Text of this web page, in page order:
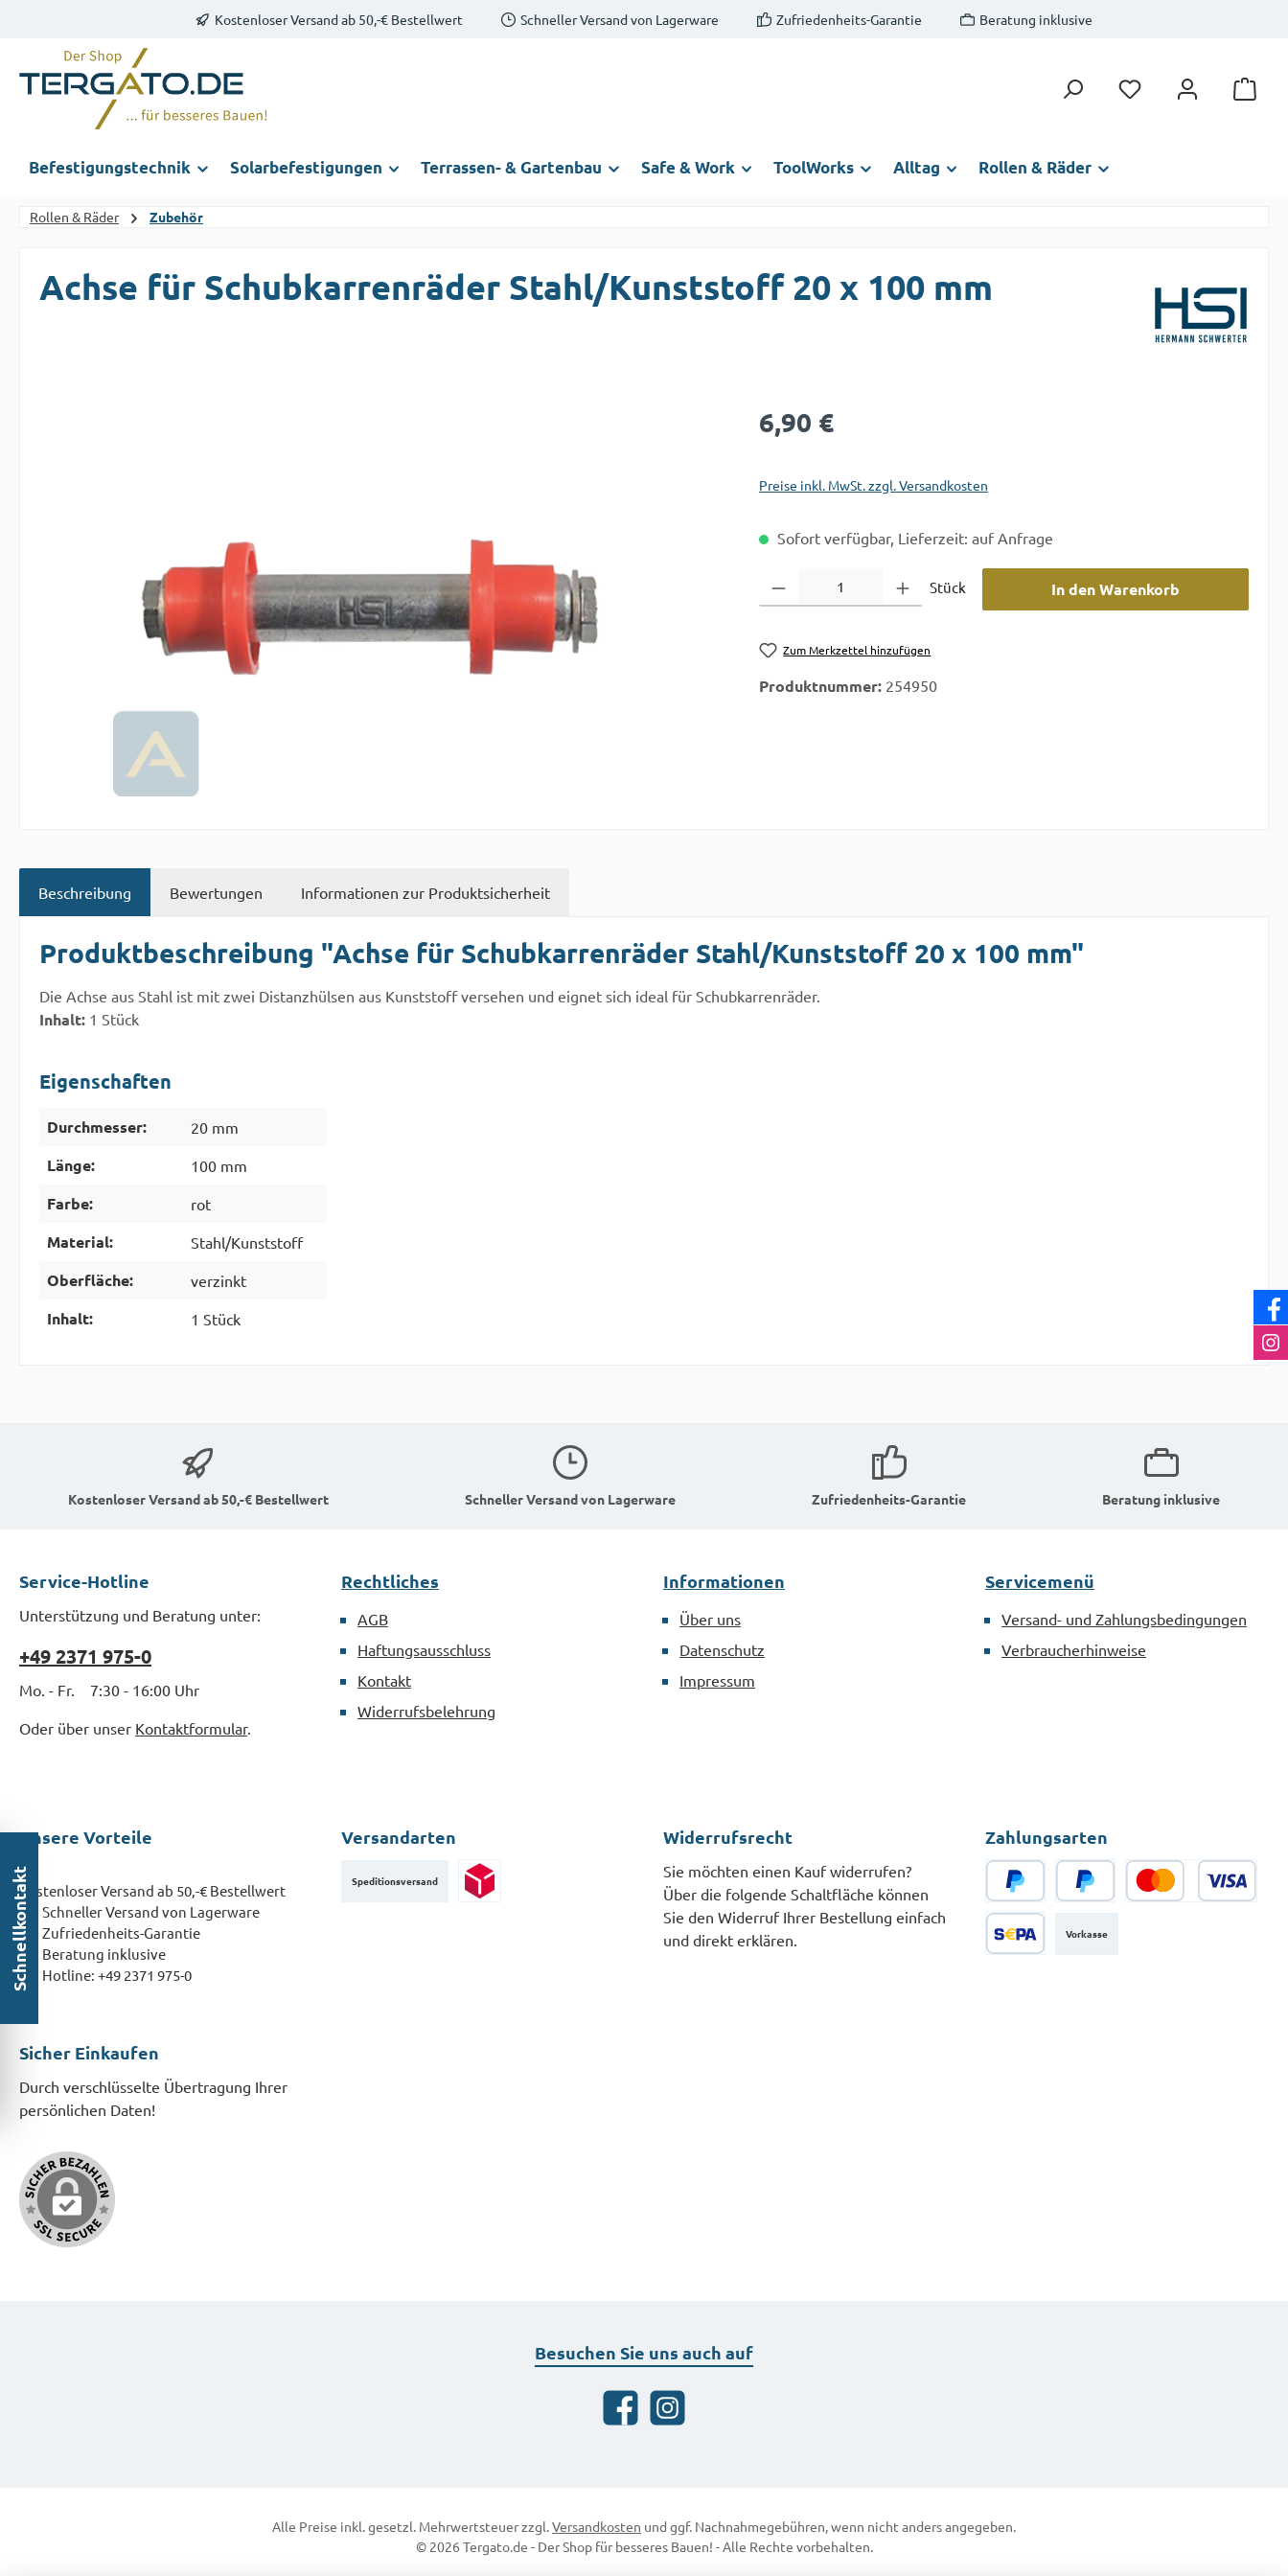
Zur Hauptnavigation springenKostenloser Versand ab 50,-€ Bestellwert Schneller Versand von Lagerware Zufriedenheits-Garantie Beratung inklusive
Du hast 0 Produkte auf
Befestigungstechnik Solarbefestigungen Terrassen- & Gartenbau Safe & Work ToolWorks Alltag Rollen & Räder
Rollen & Räder Zubehör
Achse für Schubkarrenräder Stahl/Kunststoff 20 x 100 mm
Regulärer Preis:
6,90 €
Preise inkl. MwSt. zzgl. Versandkosten
Sofort verfügbar, Lieferzeit: auf Anfrage
Stück In den Warenkorb
Zum Merkzettel hinzufügen
Produktnummer: 254950
Beschreibung Bewertungen Informationen zur Produktsicherheit
Produktbeschreibung "Achse für Schubkarrenräder Stahl/Kunststoff 20 x 100 mm"
Die Achse aus Stahl ist mit zwei Distanzhülsen aus Kunststoff versehen und eignet sich ideal für Schubkarrenräder.
Inhalt: 1 Stück
Eigenschaften
Durchmesser: 20 mm
Länge: 100 mm
Farbe: rot
Material: Stahl/Kunststoff
Oberfläche: verzinkt
Inhalt: 1 Stück
Kostenloser Versand ab 50,-€ Bestellwert Schneller Versand von Lagerware Zufriedenheits-Garantie Beratung inklusive
Service-Hotline
Unterstützung und Beratung unter:
+49 2371 975-0
Mo. - Fr. 7:30 - 16:00 Uhr
Oder über unser Kontaktformular.
Rechtliches
AGB
Haftungsausschluss
Kontakt
Widerrufsbelehrung
Informationen
Über uns
Datenschutz
Impressum
Servicemenü
Versand- und Zahlungsbedingungen
Verbraucherhinweise
Unsere Vorteile
Kostenloser Versand ab 50,-€ Bestellwert
Schneller Versand von Lagerware
Zufriedenheits-Garantie
Beratung inklusive
Hotline: +49 2371 975-0
Versandarten
Speditionsversand
Widerrufsrecht
Sie möchten einen Kauf widerrufen?
Über die folgende Schaltfläche können
Sie den Widerruf Ihrer Bestellung einfach
und direkt erklären.
Zahlungsarten
PayPal
Vorkasse
Sicher Einkaufen
Durch verschlüsselte Übertragung Ihrer
persönlichen Daten!
Besuchen Sie uns auch auf
FacebookInstagram
Alle Preise inkl. gesetzl. Mehrwertsteuer zzgl.Versandkosten und ggf. Nachnahmegebühren, wenn nicht anders angegeben.
© 2026 Tergato.de - Der Shop für besseres Bauen! - Alle Rechte vorbehalten.
Schnellkontakt